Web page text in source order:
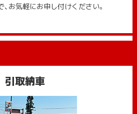
お気軽にお申し付けください。
引取納車